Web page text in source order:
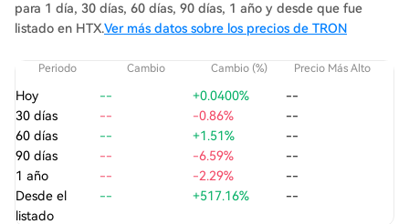
para 1 día, 30 días, 60 días, 90 días, 1 año y desde que fue
listado en HTX.Ver más datos sobre los precios de TRON
Periodo Cambio Cambio (%) Precio Más Alto
Hoy -- +0.0400%
--
30 días
-- -0.86%
--
60 días
-- +1.51%
--
90 días
-- -6.59%
--
1 año
-- -2.29%
--
Desde el
listado
-- +517.16% --